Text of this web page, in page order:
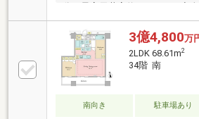
分 最高天井高約2，700mm◇全
ン◇リビングダイニングに床暖
西側は東京タワーを望む ※天候
カップボードあり◇「浜松町」
界貿易センタービルと一体再開
造タワーレジデンス◇ペット飼
充実した共用施設あり（一部有償
3億4,800万
2LDK 68.61m2
34階 南
南向き 駐車場あり